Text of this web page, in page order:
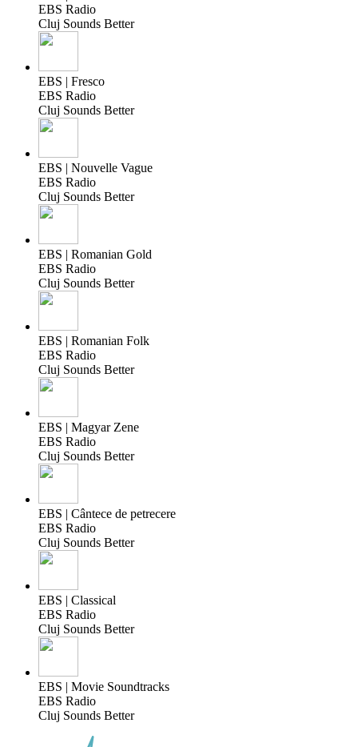
EBS Radio
Cluj Sounds Better
EBS | Fresco
EBS Radio
Cluj Sounds Better
EBS | Nouvelle Vague
EBS Radio
Cluj Sounds Better
EBS | Romanian Gold
EBS Radio
Cluj Sounds Better
EBS | Romanian Folk
EBS Radio
Cluj Sounds Better
EBS | Magyar Zene
EBS Radio
Cluj Sounds Better
EBS | Cântece de petrecere
EBS Radio
Cluj Sounds Better
EBS | Classical
EBS Radio
Cluj Sounds Better
EBS | Movie Soundtracks
EBS Radio
Cluj Sounds Better